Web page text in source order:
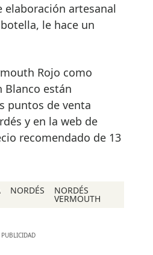
elaboración artesanal
le hace un
Rojo como
Blanco están
puntos de venta
y en la web de
recomendado de 13
NORDÉS NORDÉS
VERMOUTH